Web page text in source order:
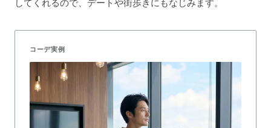
してくれるので、デートや街歩きにもなじみます。
コーデ実例